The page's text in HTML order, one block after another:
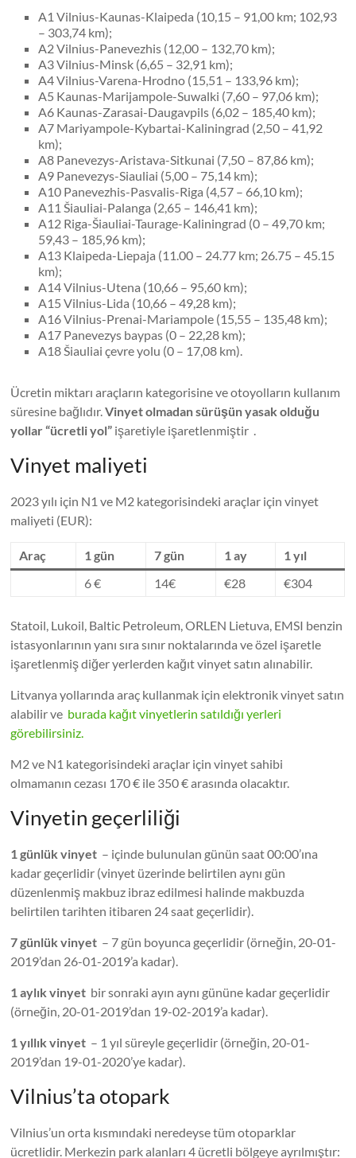
A1 Vilnius-Kaunas-Klaipeda (10,15 – 91,00 km; 102,93
– 303,74 km);
A2 Vilnius-Panevezhis (12,00 – 132,70 km);
A3 Vilnius-Minsk (6,65 – 32,91 km);
A4 Vilnius-Varena-Hrodno (15,51 – 133,96 km);
A5 Kaunas-Marijampole-Suwalki (7,60 – 97,06 km);
A6 Kaunas-Zarasai-Daugavpils (6,02 – 185,40 km);
A7 Mariyampole-Kybartai-Kaliningrad (2,50 – 41,92
km);
A8 Panevezys-Aristava-Sitkunai (7,50 – 87,86 km);
A9 Panevezys-Siauliai (5,00 – 75,14 km);
A10 Panevezhis-Pasvalis-Riga (4,57 – 66,10 km);
A11 Šiauliai-Palanga (2,65 – 146,41 km);
A12 Riga-Šiauliai-Taurage-Kaliningrad (0 – 49,70 km;
59,43 – 185,96 km);
A13 Klaipeda-Liepaja (11.00 – 24.77 km; 26.75 – 45.15
km);
A14 Vilnius-Utena (10,66 – 95,60 km);
A15 Vilnius-Lida (10,66 – 49,28 km);
A16 Vilnius-Prenai-Mariampole (15,55 – 135,48 km);
A17 Panevezys baypas (0 – 22,28 km);
A18 Šiauliai çevre yolu (0 – 17,08 km).
Ücretin miktarı araçların kategorisine ve otoyolların kullanım
süresine bağlıdır.Vinyet olmadan sürüşün yasak olduğu
yollar “ücretli yol” işaretiyle işaretlenmiştir .
Vinyet maliyeti
2023 yılı için N1 ve M2 kategorisindeki araçlar için vinyet
maliyeti (EUR):
Araç 1 gün 7 gün 1 ay
1 yıl
6 €
14€ €28 €304
Statoil, Lukoil, Baltic Petroleum, ORLEN Lietuva, EMSI benzin
istasyonlarının yanı sıra sınır noktalarında ve özel işaretle
işaretlenmiş diğer yerlerden kağıt vinyet satın alınabilir.
Litvanya yollarında araç kullanmak için elektronik vinyet satın
alabilir ve burada kağıt vinyetlerin satıldığı yerleri
görebilirsiniz.
M2 ve N1 kategorisindeki araçlar için vinyet sahibi
olmamanın cezası 170 € ile 350 € arasında olacaktır.
Vinyetin geçerliliği
1 günlük vinyet – içinde bulunulan günün saat 00:00’ına
kadar geçerlidir (vinyet üzerinde belirtilen aynı gün
düzenlenmiş makbuz ibraz edilmesi halinde makbuzda
belirtilen tarihten itibaren 24 saat geçerlidir).
7 günlük vinyet – 7 gün boyunca geçerlidir (örneğin, 20-01-
2019’dan 26-01-2019’a kadar).
1 aylık vinyet bir sonraki ayın aynı gününe kadar geçerlidir
(örneğin, 20-01-2019’dan 19-02-2019’a kadar).
1 yıllık vinyet – 1 yıl süreyle geçerlidir (örneğin, 20-01-
2019’dan 19-01-2020’ye kadar).
Vilnius’ta otopark
Vilnius’un orta kısmındaki neredeyse tüm otoparklar
ücretlidir. Merkezin park alanları 4 ücretli bölgeye ayrılmıştır: